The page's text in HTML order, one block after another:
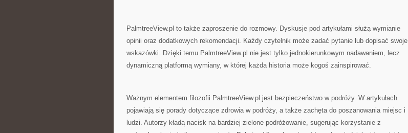
PalmtreeView.pl to także zaproszenie do rozmowy. Dyskusje pod artykułami służą wymianie
opinii oraz dodatkowych rekomendacji. Każdy czytelnik może zadać pytanie lub dopisać swoje
wskazówki. Dzięki temu PalmtreeView.pl nie jest tylko jednokierunkowym nadawaniem, lecz
dynamiczną platformą wymiany, w której każda historia może kogoś zainspirować.
Ważnym elementem filozofii PalmtreeView.pl jest bezpieczeństwo w podróży. W artykułach
pojawiają się porady dotyczące zdrowia w podróży, a także zachęta do poszanowania miejsc i
ludzi. Autorzy kładą nacisk na bardziej zielone podróżowanie, sugerując korzystanie z